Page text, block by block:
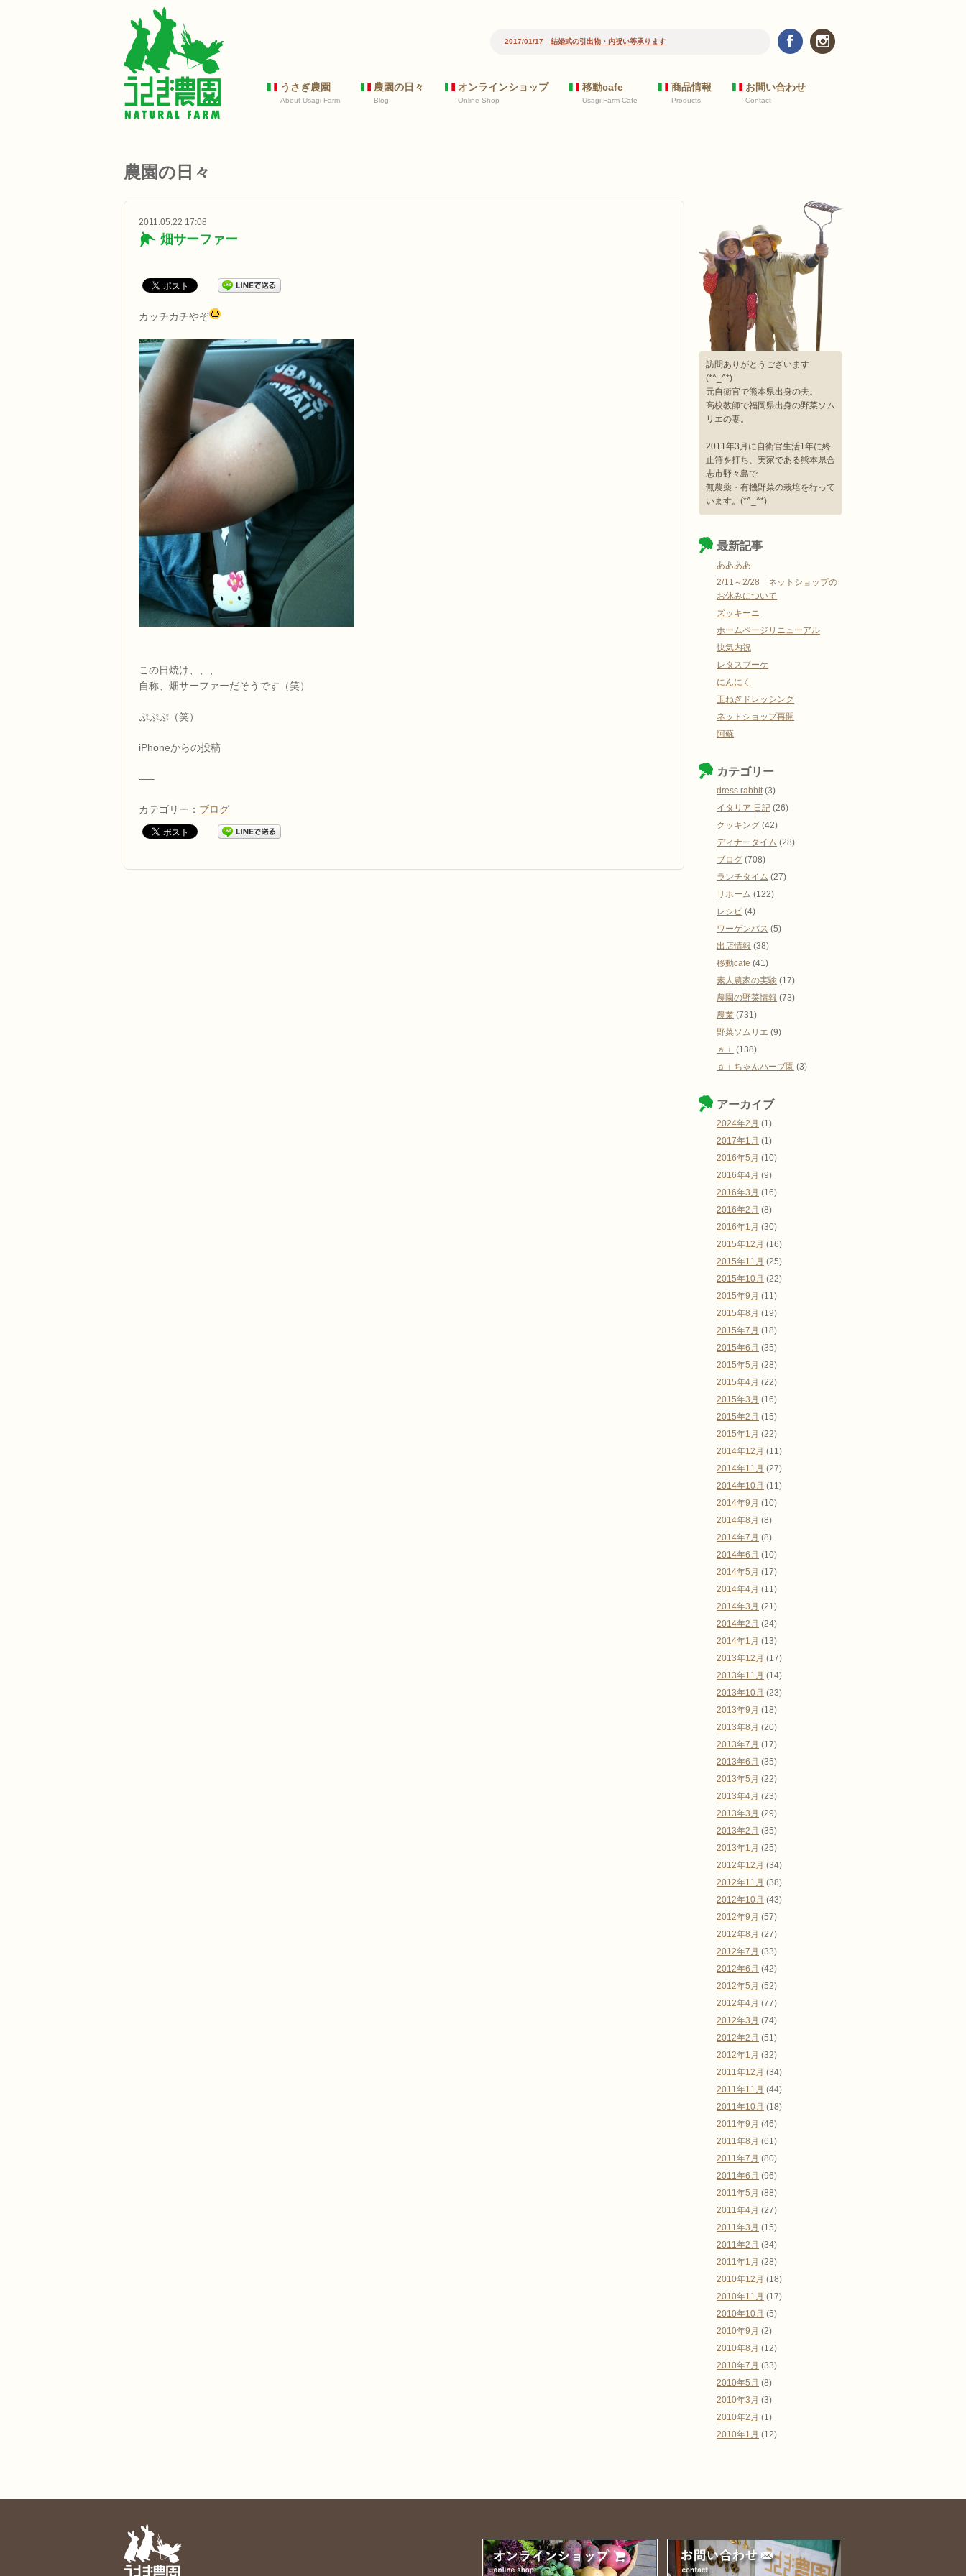
2017/01/17 結婚式の引出物・内祝い等承ります
うさぎ農園
About Usagi Farm
農園の日々
Blog
オンラインショップ
Online Shop
移動cafe
Usagi Farm Cafe
商品情報
Products
お問い合わせ
Contact
農園の日々
2011.05.22 17:08
畑サーファー
カッチカチやぞ
この日焼け、、、
自称、畑サーファーだそうです（笑）
ぷぷぷ（笑）
iPhoneからの投稿
—–
カテゴリー： ブログ
訪問ありがとうございます
(*^_^*)
元自衛官で熊本県出身の夫。
高校教師で福岡県出身の野菜ソム
リエの妻。
2011年3月に自衛官生活1年に終
止符を打ち、実家である熊本県合
志市野々島で
無農薬・有機野菜の栽培を行って
います。(*^_^*)
最新記事
ああああ
2/11～2/28 ネットショップの
お休みについて
ズッキーニ
ホームページリニューアル
快気内祝
レタスブーケ
にんにく
玉ねぎドレッシング
ネットショップ再開
阿蘇
カテゴリー
dress rabbit(3)
イタリア 日記 (26)
クッキング (42)
ディナータイム (28)
ブログ (708)
ランチタイム (27)
リホーム (122)
レシピ (4)
ワーゲンバス (5)
出店情報 (38)
移動cafe (41)
素人農家の実験 (17)
農園の野菜情報 (73)
農業 (731)
野菜ソムリエ (9)
ａｉ (138)
ａｉちゃんハーブ園 (3)
アーカイブ
2024年2月 (1)
2017年1月 (1)
2016年5月 (10)
2016年4月 (9)
2016年3月 (16)
2016年2月 (8)
2016年1月 (30)
2015年12月 (16)
2015年11月 (25)
2015年10月 (22)
2015年9月 (11)
2015年8月 (19)
2015年7月 (18)
2015年6月 (35)
2015年5月 (28)
2015年4月 (22)
2015年3月 (16)
2015年2月 (15)
2015年1月 (22)
2014年12月 (11)
2014年11月 (27)
2014年10月 (11)
2014年9月 (10)
2014年8月 (8)
2014年7月 (8)
2014年6月 (10)
2014年5月 (17)
2014年4月 (11)
2014年3月 (21)
2014年2月 (24)
2014年1月 (13)
2013年12月 (17)
2013年11月 (14)
2013年10月 (23)
2013年9月 (18)
2013年8月 (20)
2013年7月 (17)
2013年6月 (35)
2013年5月 (22)
2013年4月 (23)
2013年3月 (29)
2013年2月 (35)
2013年1月 (25)
2012年12月 (34)
2012年11月 (38)
2012年10月 (43)
2012年9月 (57)
2012年8月 (27)
2012年7月 (33)
2012年6月 (42)
2012年5月 (52)
2012年4月 (77)
2012年3月 (74)
2012年2月 (51)
2012年1月 (32)
2011年12月 (34)
2011年11月 (44)
2011年10月 (18)
2011年9月 (46)
2011年8月 (61)
2011年7月 (80)
2011年6月 (96)
2011年5月 (88)
2011年4月 (27)
2011年3月 (15)
2011年2月 (34)
2011年1月 (28)
2010年12月 (18)
2010年11月 (17)
2010年10月 (5)
2010年9月 (2)
2010年8月 (12)
2010年7月 (33)
2010年5月 (8)
2010年3月 (3)
2010年2月 (1)
2010年1月 (12)